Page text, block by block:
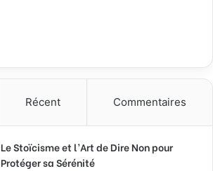
Récent Commentaires
Le Stoïcisme et l’Art de Dire Non pour
Protéger sa Sérénité